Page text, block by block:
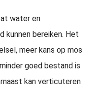
water en
bereiken. Het
meer kans op mos
goed bestand is
kan verticuteren